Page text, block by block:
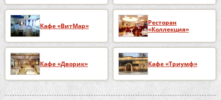
Кафе «ВитМар»
Ресторан
«Коллекция»
Кафе «Дворик» Кафе «Триумф»